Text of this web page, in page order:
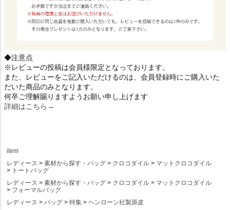
◆注意点
※レビューの投稿は会員様限定となっております。
また、レビューをご記入いただけるのは、会員登録時にご購入いた
だいた商品のみとなります。
何卒ご理解賜りますようお願い申し上げます
詳細はこちら→
item
レディース
素材から探す・バッグ クロコダイル
マットクロコダイル
トートバッグ
レディース
素材から探す・バッグ クロコダイル
マットクロコダイル
フォーマルバッグ
レディース
バッグ 特集 ヘンローン社製原皮